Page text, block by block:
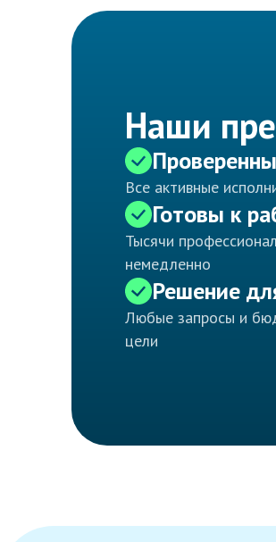
Наши
Все активные
Готовы к
Тысячи
немедленно
Решение
Любые запросы и
цели